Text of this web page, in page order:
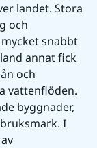
landet. Stora
och
snabbt
annat fick
och
vattenflöden.
byggnader,
I